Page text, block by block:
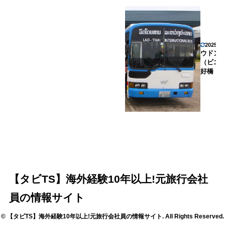
2025年
ウドン
（ビ
好橋
【タビTS】海外経験10年以上!元旅行会社
員の情報サイト
© 【タビTS】海外経験10年以上!元旅行会社員の情報サイト. All Rights Reserved.